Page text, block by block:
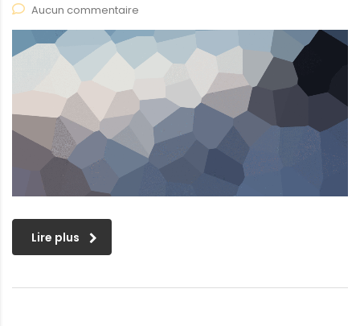
Aucun commentaire
Lire plus